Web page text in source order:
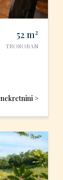
52 m2
TROSOBAN
nekretnini >